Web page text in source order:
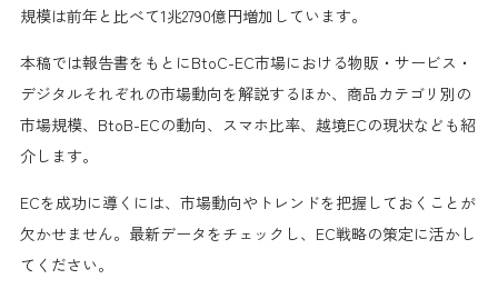
規模は前年と比べて1兆2790億円増加しています。
本稿では報告書をもとにBtoC-EC市場における物販・サービス・
デジタルそれぞれの市場動向を解説するほか、商品カテゴリ別の
市場規模、BtoB-ECの動向、スマホ比率、越境ECの現状なども紹
介します。
ECを成功に導くには、市場動向やトレンドを把握しておくことが
欠かせません。最新データをチェックし、EC戦略の策定に活かし
てください。